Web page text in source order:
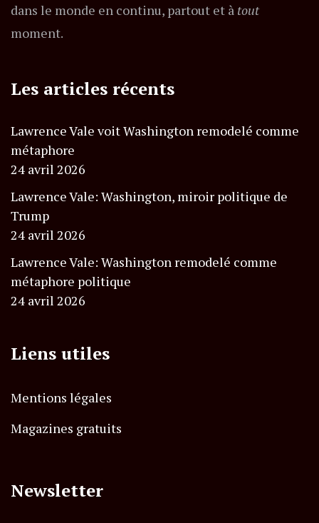
dans le monde en continu, partout et à tout
moment.
Les articles récents
Lawrence Vale voit Washington remodelé comme
métaphore
24 avril 2026
Lawrence Vale: Washington, miroir politique de
Trump
24 avril 2026
Lawrence Vale: Washington remodelé comme
métaphore politique
24 avril 2026
Liens utiles
Mentions légales
Magazines gratuits
Newsletter